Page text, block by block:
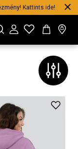
Kattints ide!